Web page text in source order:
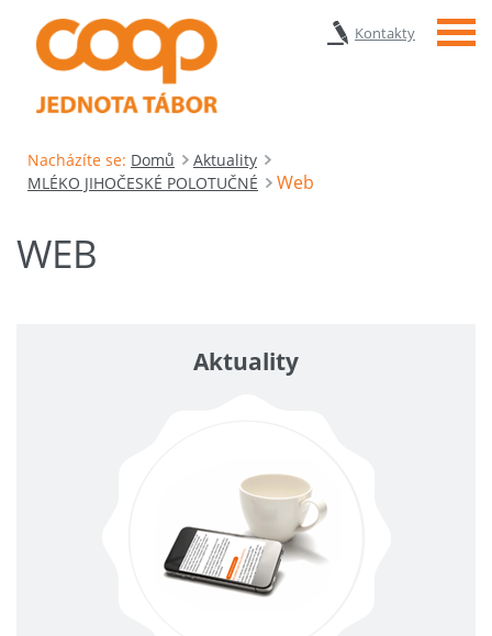
Kontakty Menu
Nacházíte se: Domů
Aktuality
MLÉKO JIHOČESKÉ POLOTUČNÉ
Web
WEB
Aktuality